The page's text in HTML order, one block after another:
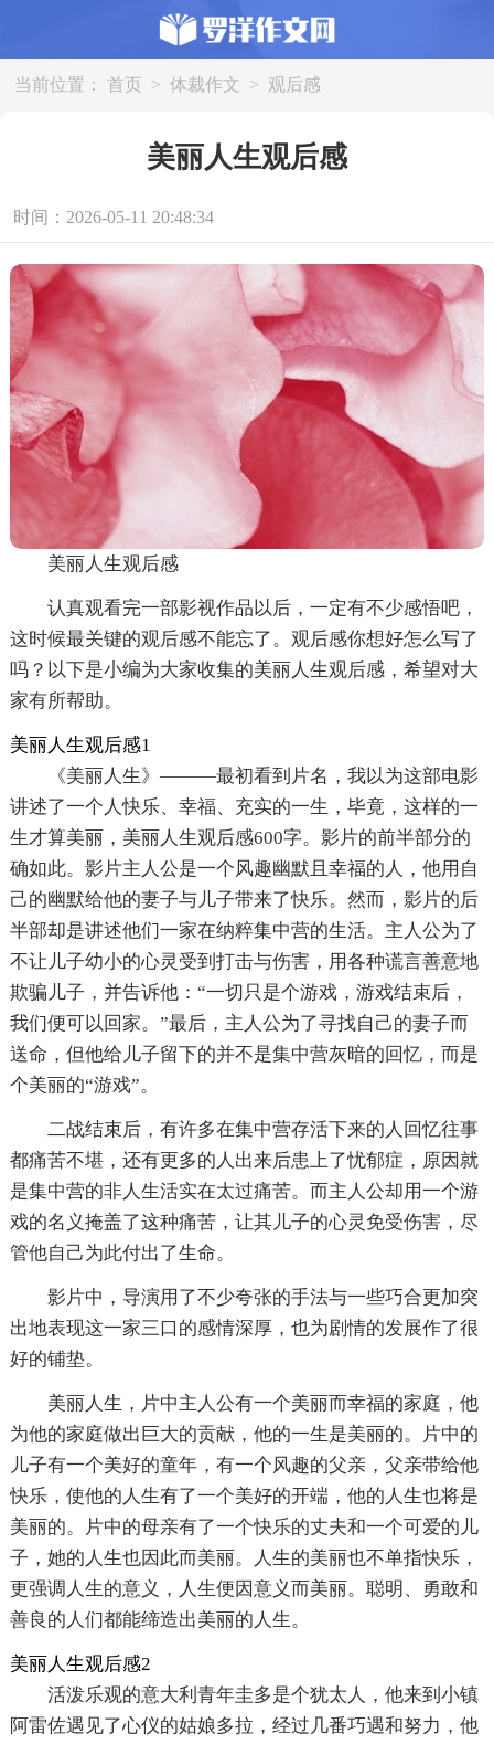
当前位置： 首页 > 体裁作文 > 观后感
美丽人生观后感
时间：2026-05-11 20:48:34
美丽人生观后感
认真观看完一部影视作品以后，一定有不少感悟吧，
这时候最关键的观后感不能忘了。观后感你想好怎么写了
吗？以下是小编为大家收集的美丽人生观后感，希望对大
家有所帮助。
美丽人生观后感1
《美丽人生》———最初看到片名，我以为这部电影
讲述了一个人快乐、幸福、充实的一生，毕竟，这样的一
生才算美丽，美丽人生观后感600字。影片的前半部分的
确如此。影片主人公是一个风趣幽默且幸福的人，他用自
己的幽默给他的妻子与儿子带来了快乐。然而，影片的后
半部却是讲述他们一家在纳粹集中营的生活。主人公为了
不让儿子幼小的心灵受到打击与伤害，用各种谎言善意地
欺骗儿子，并告诉他：“一切只是个游戏，游戏结束后，
我们便可以回家。”最后，主人公为了寻找自己的妻子而
送命，但他给儿子留下的并不是集中营灰暗的回忆，而是
个美丽的“游戏”。
二战结束后，有许多在集中营存活下来的人回忆往事
都痛苦不堪，还有更多的人出来后患上了忧郁症，原因就
是集中营的非人生活实在太过痛苦。而主人公却用一个游
戏的名义掩盖了这种痛苦，让其儿子的心灵免受伤害，尽
管他自己为此付出了生命。
影片中，导演用了不少夸张的手法与一些巧合更加突
出地表现这一家三口的感情深厚，也为剧情的发展作了很
好的铺垫。
美丽人生，片中主人公有一个美丽而幸福的家庭，他
为他的家庭做出巨大的贡献，他的一生是美丽的。片中的
儿子有一个美好的童年，有一个风趣的父亲，父亲带给他
快乐，使他的人生有了一个美好的开端，他的人生也将是
美丽的。片中的母亲有了一个快乐的丈夫和一个可爱的儿
子，她的人生也因此而美丽。人生的美丽也不单指快乐，
更强调人生的意义，人生便因意义而美丽。聪明、勇敢和
善良的人们都能缔造出美丽的人生。
美丽人生观后感2
活泼乐观的意大利青年圭多是个犹太人，他来到小镇
阿雷佐遇见了心仪的姑娘多拉，经过几番巧遇和努力，他